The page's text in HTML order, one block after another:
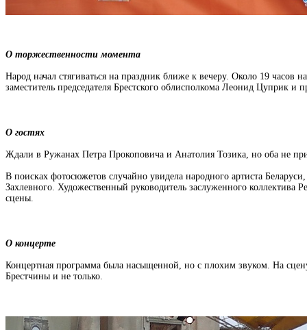
О торжественности момента
Народ начал стягиваться на праздник ближе к вечеру. Около 19
заместитель председателя Брестского облисполкома Леонид Цуприк
О гостях
Ждали в Ружанах Петра Прокоповича и Анатолия Тозика, но оба не
В поисках фотосюжетов случайно увидела народного артиста
Захлевного. Художественный руководитель заслуженного коллектива
сцены.
О концерте
Концертная программа была насыщенной, но с плохим звуком. На
Брестчины и не только.